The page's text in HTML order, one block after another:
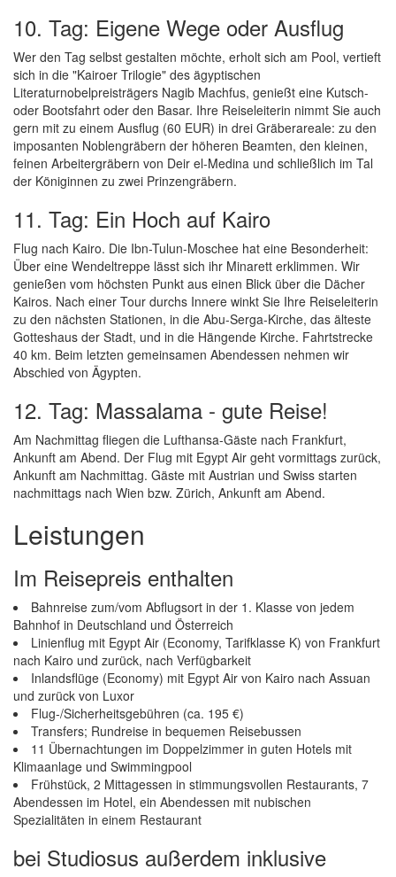
10. Tag: Eigene Wege oder Ausflug
Wer den Tag selbst gestalten möchte, erholt sich am Pool, vertieft
sich in die "Kairoer Trilogie" des ägyptischen
Literaturnobelpreisträgers Nagib Machfus, genießt eine Kutsch-
oder Bootsfahrt oder den Basar. Ihre Reiseleiterin nimmt Sie auch
gern mit zu einem Ausflug (60 EUR) in drei Gräberareale: zu den
imposanten Noblengräbern der höheren Beamten, den kleinen,
feinen Arbeitergräbern von Deir el-Medina und schließlich im Tal
der Königinnen zu zwei Prinzengräbern.
11. Tag: Ein Hoch auf Kairo
Flug nach Kairo. Die Ibn-Tulun-Moschee hat eine Besonderheit:
Über eine Wendeltreppe lässt sich ihr Minarett erklimmen. Wir
genießen vom höchsten Punkt aus einen Blick über die Dächer
Kairos. Nach einer Tour durchs Innere winkt Sie Ihre Reiseleiterin
zu den nächsten Stationen, in die Abu-Serga-Kirche, das älteste
Gotteshaus der Stadt, und in die Hängende Kirche. Fahrtstrecke
40 km. Beim letzten gemeinsamen Abendessen nehmen wir
Abschied von Ägypten.
12. Tag: Massalama - gute Reise!
Am Nachmittag fliegen die Lufthansa-Gäste nach Frankfurt,
Ankunft am Abend. Der Flug mit Egypt Air geht vormittags zurück,
Ankunft am Nachmittag. Gäste mit Austrian und Swiss starten
nachmittags nach Wien bzw. Zürich, Ankunft am Abend.
Leistungen
Im Reisepreis enthalten
Bahnreise zum/vom Abflugsort in der 1. Klasse von jedem
Bahnhof in Deutschland und Österreich
Linienflug mit Egypt Air (Economy, Tarifklasse K) von Frankfurt
nach Kairo und zurück, nach Verfügbarkeit
Inlandsflüge (Economy) mit Egypt Air von Kairo nach Assuan
und zurück von Luxor
Flug-/Sicherheitsgebühren (ca. 195 €)
Transfers; Rundreise in bequemen Reisebussen
11 Übernachtungen im Doppelzimmer in guten Hotels mit
Klimaanlage und Swimmingpool
Frühstück, 2 Mittagessen in stimmungsvollen Restaurants, 7
Abendessen im Hotel, ein Abendessen mit nubischen
Spezialitäten in einem Restaurant
bei Studiosus außerdem inklusive